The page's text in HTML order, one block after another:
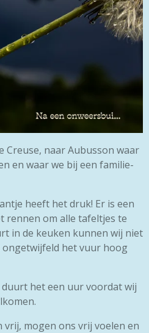
Creuse, naar Aubusson waar
en waar we bij een familie-
heeft het druk! Er is een
rennen om alle tafeltjes te
in de keuken kunnen wij niet
ongetwijfeld het vuur hoog
het een uur voordat wij
mogen ons vrij voelen en